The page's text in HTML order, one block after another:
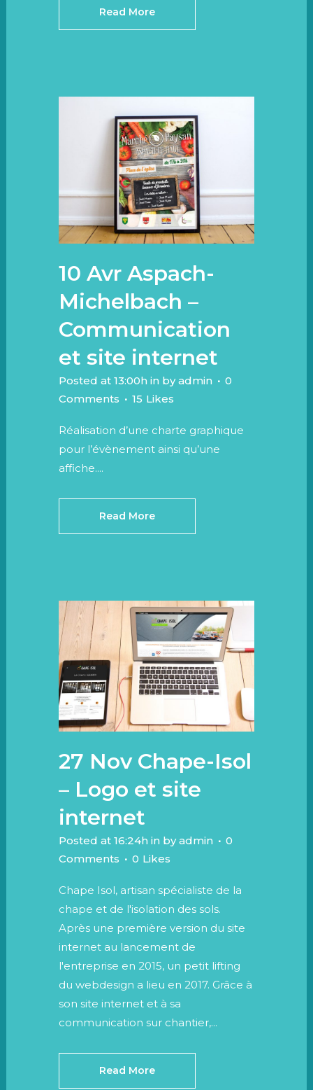
Read More
10 Avr Aspach-
Michelbach –
Communication
et site internet
Posted at 13:00h in byadmin
0
Comments
15 Likes
Réalisation d’une charte graphique
pour l’évènement ainsi qu’une
affiche....
Read More
27 Nov Chape-Isol
– Logo et site
internet
Posted at 16:24h in byadmin
0
Comments
0 Likes
Chape Isol, artisan spécialiste de la
chape et de l'isolation des sols.
Après une première version du site
internet au lancement de
l'entreprise en 2015, un petit lifting
du webdesign a lieu en 2017. Grâce à
son site internet et à sa
communication sur chantier,...
Read More